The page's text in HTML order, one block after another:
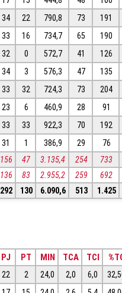
34 22 790,8 73
191
33 16 734,7 65
190
32 0 572,7 41
126
34 3 576,3 47
135
33 32 724,3 73
204
23 6 460,9 28
91
33 33 922,3 70
192
31 1 386,9 29
76
156 47 3.135,4 254
733
136 83 2.955,2 259
692
292 130 6.090,6 513 1.425
PJ PT MIN TCA TCI
22 2 24,0 2,0 6,0